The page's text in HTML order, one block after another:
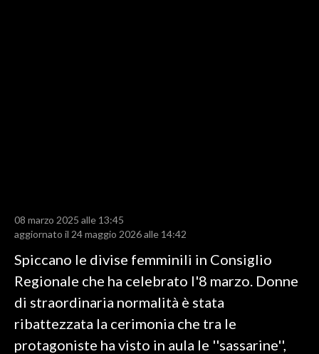
BASKET
MOTORI
TENNIS
CULTURA
08 marzo 2025 alle 13:45
aggiornato il 24 maggio 2026 alle 14:42
Spiccano le divise femminili in Consiglio
Regionale che ha celebrato l'8 marzo. Donne
di straordinaria normalità è stata
ribattezzata la cerimonia che tra le
protagoniste ha visto in aula le ''sassarine'',